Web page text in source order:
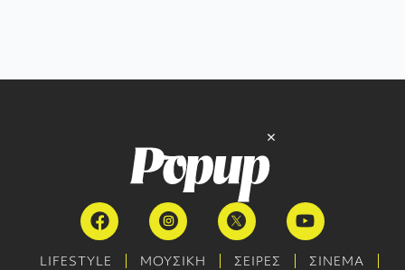
LIFESTYLE ΜΟΥΣΙΚΗ ΣΕΙΡΕΣ ΣΙΝΕΜΑ